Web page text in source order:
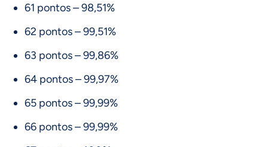
61 pontos – 98,51%
62 pontos – 99,51%
63 pontos – 99,86%
64 pontos – 99,97%
65 pontos – 99,99%
66 pontos – 99,99%